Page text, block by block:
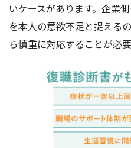
いケースがあります。企業
を本人の意欲不足と捉える
ら慎重に対応することが必要